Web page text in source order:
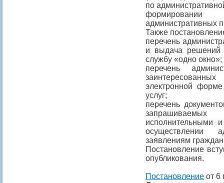
по
административных
Также
перечень
и выдача решений
службу «одно окно»;
перечень
электронной
услуг;
перечень
исполнительными
осуществлении
заявлениям
Постановление
опубликования.
Постановление от 6